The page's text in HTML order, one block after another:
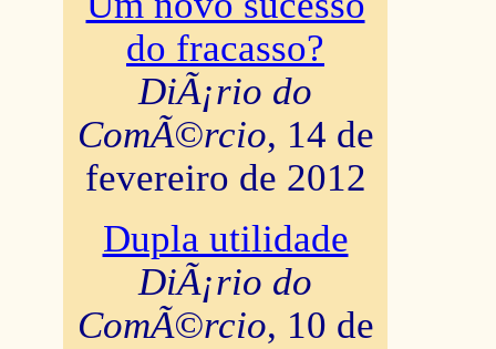
do fracasso?
DiÃ¡rio do
ComÃ©rcio, 14 de
fevereiro de 2012
Dupla utilidade
DiÃ¡rio do
ComÃ©rcio, 10 de